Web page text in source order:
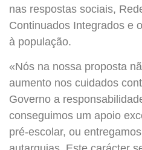
nas respostas sociais,
Continuados Integrados e
à população.
«Nós na nossa proposta
aumento nos cuidados
Governo a
conseguimos um apoio
pré-escolar, ou